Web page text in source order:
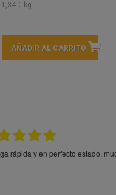
€ kg
AÑADIR AL CARRITO
Una pena que el servicio
como vosotros. Te dicen
final tardo 8 dias.